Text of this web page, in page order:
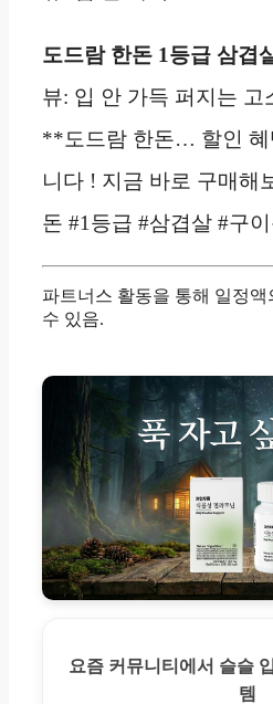
도드람 한돈 1등급 삼겹
뷰: 입 안 가득 퍼지는 고
**도드람 한돈… 할인 혜
니다 ! 지금 바로 구매해
돈 #1등급 #삼겹살 #구
파트너스 활동을 통해 일정
수 있음.
요즘 커뮤니티에서 슬슬
템